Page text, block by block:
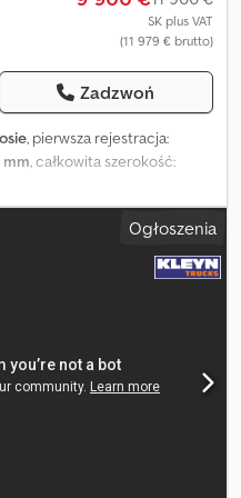
SK plus VAT
(11 979 € brutto)
Zadzwoń
, pierwsza rejestracja:
, całkowita szerokość:
mm
inny, Rok budowy:2018,
i wyposażenie = - EBS = Uwagi
masa całkowita: 43000 kg,
materiał ramy: stal, rozmiar
Dodatkowe informacje =
rejestracyjny: KLEYN1
Skrzynia biegów Skrzynia
Ogłoszenia